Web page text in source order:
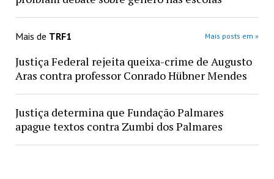
Mais de TRF1 Mais posts em »
Justiça Federal rejeita queixa-crime de Augusto
Aras contra professor Conrado Hübner Mendes
Justiça determina que Fundação Palmares
apague textos contra Zumbi dos Palmares